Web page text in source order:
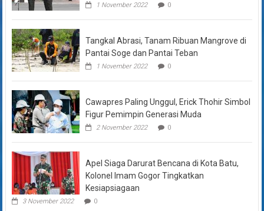
1 November 2022 0
Tangkal Abrasi, Tanam Ribuan Mangrove di
Pantai Soge dan Pantai Teban
1 November 2022 0
Cawapres Paling Unggul, Erick Thohir Simbol
Figur Pemimpin Generasi Muda
2 November 2022 0
Apel Siaga Darurat Bencana di Kota Batu,
Kolonel Imam Gogor Tingkatkan
Kesiapsiagaan
3 November 2022 0